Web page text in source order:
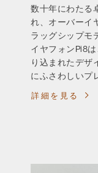
数十年にわたる
れ、オーバーイ
ラッグシップモ
イヤフォンPi8
り込まれたデザ
にふさわしいプ
詳細を見る